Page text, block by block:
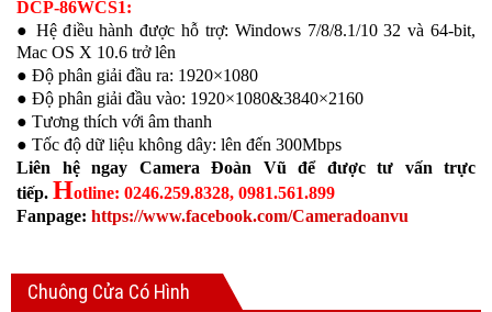
DCP-86WCS1:
● Hệ điều hành được hỗ trợ: Windows 7/8/8.1/10 32 và 64-bit,
Mac OS X 10.6 trở lên
● Độ phân giải đầu ra: 1920×1080
● Độ phân giải đầu vào: 1920×1080&3840×2160
● Tương thích với âm thanh
● Tốc độ dữ liệu không dây: lên đến 300Mbps
Liên hệ ngay Camera Đoàn Vũ để được tư vấn trực
tiếp. Hotline: 0246.259.8328, 0981.561.899
Fanpage: https://www.facebook.com/Cameradoanvu
Chuông Cửa Có Hình